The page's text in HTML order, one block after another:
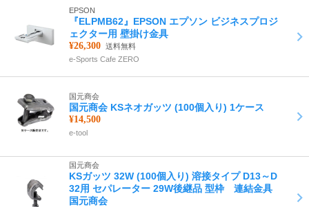
EPSON
『ELPMB62』EPSON エプソン ビジネスプロジ
ェクター用 壁掛け金具
¥26,300 送料無料
e-Sports Cafe ZERO
国元商会
国元商会 KSネオガッツ (100個入り) 1ケース
¥14,500
e-tool
国元商会
KSガッツ 32W (100個入り) 溶接タイプ D13～D
32用 セパレーター 29W後継品 型枠 連結金具
国元商会